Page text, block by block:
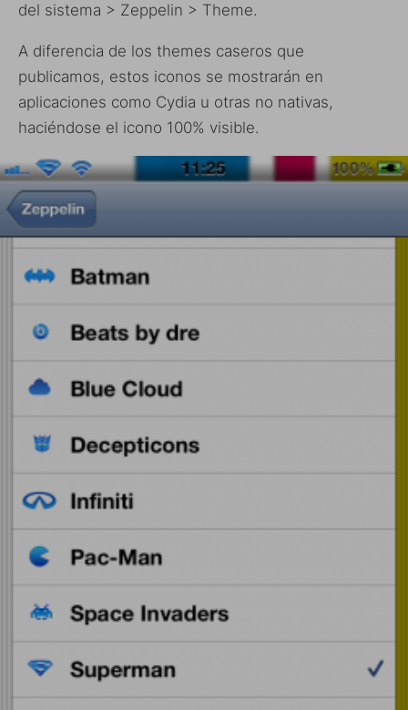
del sistema > Zeppelin > Theme.
A diferencia de los themes caseros que
publicamos, estos iconos se mostrarán en
aplicaciones como Cydia u otras no nativas,
haciéndose el icono 100% visible.